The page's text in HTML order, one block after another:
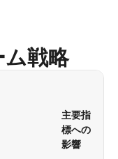
戦略
主要指
標への
影響